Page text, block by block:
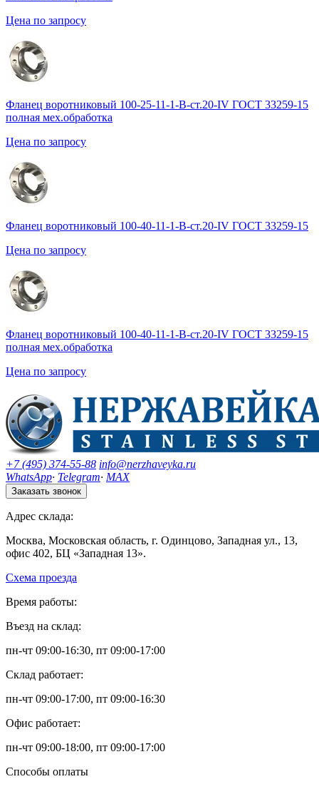
Цена по запросу
Фланец воротниковый 100-25-11-1-B-ст.20-IV ГОСТ 33259-15
полная мех.обработка
Цена по запросу
Фланец воротниковый 100-40-11-1-B-ст.20-IV ГОСТ 33259-15
Цена по запросу
Фланец воротниковый 100-40-11-1-B-ст.20-IV ГОСТ 33259-15
полная мех.обработка
Цена по запросу
+7 (495) 374-55-88 info@nerzhaveyka.ru
WhatsApp· Telegram· MAX
Заказать звонок
Адрес склада:
Москва, Московская область, г. Одинцово, Западная ул., 13,
офис 402, БЦ «Западная 13».
Схема проезда
Время работы:
Въезд на склад:
пн-чт 09:00-16:30, пт 09:00-17:00
Склад работает:
пн-чт 09:00-17:00, пт 09:00-16:30
Офис работает:
пн-чт 09:00-18:00, пт 09:00-17:00
Способы оплаты